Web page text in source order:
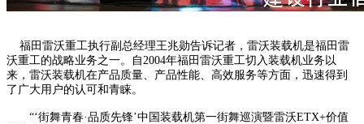
福田雷沃重工执行副总经理王兆勋告诉记者，雷沃装载机是福田雷
沃重工的战略业务之一。自2004年福田雷沃重工切入装载机业务以
来，雷沃装载机在产品质量、产品性能、高效服务等方面，迅速得到
了广大用户的认可和青睐。
“‘街舞青春·品质先锋’中国装载机第一街舞巡演暨雷沃ETX+价值